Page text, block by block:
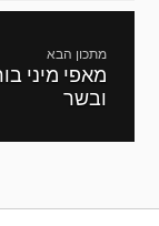
מתכון הבא
המתכון
הבא:
מאפי מיני
ובשר